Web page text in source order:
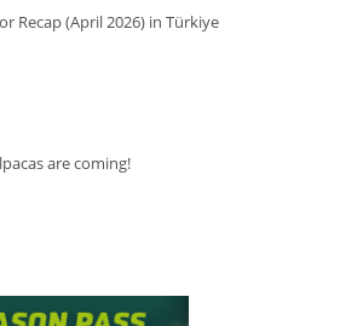
Recap (April 2026) in Türkiye
are coming!